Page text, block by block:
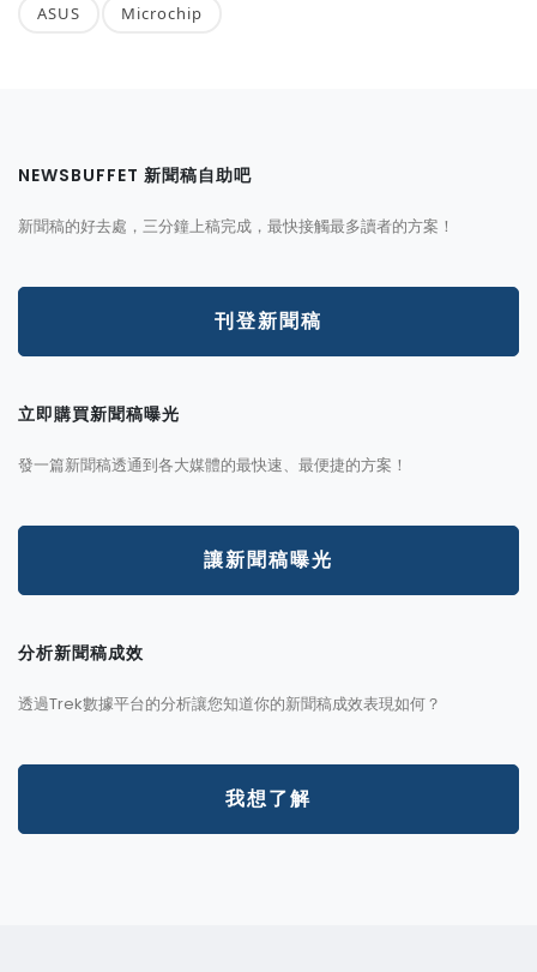
ASUS Microchip
NEWSBUFFET 新聞稿自助吧
新聞稿的好去處，三分鐘上稿完成，最快接觸最多讀者的方案！
刊登新聞稿
立即購買新聞稿曝光
發一篇新聞稿透通到各大媒體的最快速、最便捷的方案！
讓新聞稿曝光
分析新聞稿成效
透過Trek數據平台的分析讓您知道你的新聞稿成效表現如何？
我想了解